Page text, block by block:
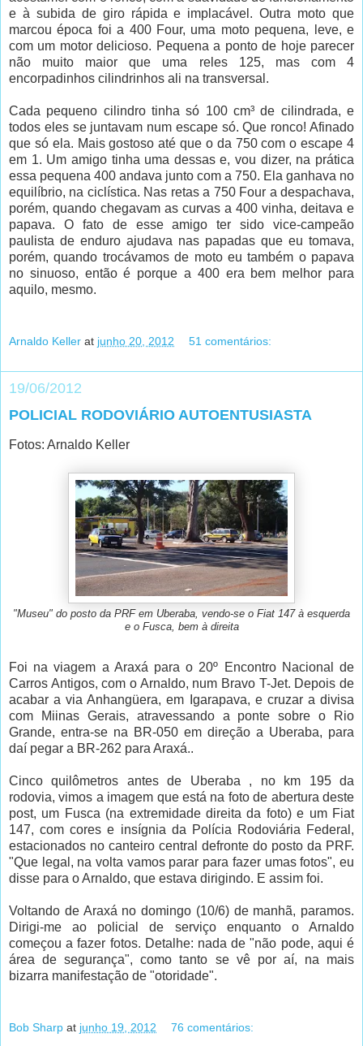
e à subida de giro rápida e implacável. Outra moto que
marcou época foi a 400 Four, uma moto pequena, leve, e
com um motor delicioso. Pequena a ponto de hoje parecer
não muito maior que uma reles 125, mas com 4
encorpadinhos cilindrinhos ali na transversal.
Cada pequeno cilindro tinha só 100 cm³ de cilindrada, e
todos eles se juntavam num escape só. Que ronco! Afinado
que só ela. Mais gostoso até que o da 750 com o escape 4
em 1. Um amigo tinha uma dessas e, vou dizer, na prática
essa pequena 400 andava junto com a 750. Ela ganhava no
equilíbrio, na ciclística. Nas retas a 750 Four a despachava,
porém, quando chegavam as curvas a 400 vinha, deitava e
papava. O fato de esse amigo ter sido vice-campeão
paulista de enduro ajudava nas papadas que eu tomava,
porém, quando trocávamos de moto eu também o papava
no sinuoso, então é porque a 400 era bem melhor para
aquilo, mesmo.
Arnaldo Keller at junho 20, 2012 51 comentários:
19/06/2012
POLICIAL RODOVIÁRIO AUTOENTUSIASTA
Fotos: Arnaldo Keller
"Museu" do posto da PRF em Uberaba, vendo-se o Fiat 147 à esquerda
e o Fusca, bem à direita
Foi na viagem a Araxá para o 20º Encontro Nacional de
Carros Antigos, com o Arnaldo, num Bravo T-Jet. Depois de
acabar a via Anhangüera, em Igarapava, e cruzar a divisa
com Miinas Gerais, atravessando a ponte sobre o Rio
Grande, entra-se na BR-050 em direção a Uberaba, para
daí pegar a BR-262 para Araxá..
Cinco quilômetros antes de Uberaba , no km 195 da
rodovia, vimos a imagem que está na foto de abertura deste
post, um Fusca (na extremidade direita da foto) e um Fiat
147, com cores e insígnia da Polícia Rodoviária Federal,
estacionados no canteiro central defronte do posto da PRF.
"Que legal, na volta vamos parar para fazer umas fotos", eu
disse para o Arnaldo, que estava dirigindo. E assim foi.
Voltando de Araxá no domingo (10/6) de manhã, paramos.
Dirigi-me ao policial de serviço enquanto o Arnaldo
começou a fazer fotos. Detalhe: nada de "não pode, aqui é
área de segurança", como tanto se vê por aí, na mais
bizarra manifestação de "otoridade".
Bob Sharp at junho 19, 2012 76 comentários: